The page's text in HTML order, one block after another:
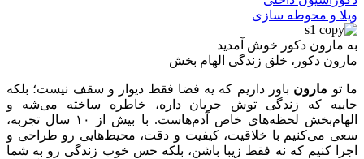
ویلا و محوطه سازی
به مارون دکور خوش آمدید
مارون دکور، خلق زندگی الهام بخش
ما تو مارون باور داریم که یه فضا فقط دیوار و سقف نیست؛ بلکه
جاییه که زندگی توش جریان داره، خاطره ساخته می‌شه و
الهام‌بخش لحظه‌های خاص آدم‌هاست. با بیش از ۱۰ سال تجربه،
سعی می‌کنیم با خلاقیت، کیفیت و دقت، محیط‌هایی رو طراحی و
اجرا کنیم که نه فقط زیبا باشن، بلکه حس خوب زندگی رو به شما